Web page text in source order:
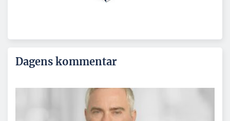
Dagens kommentar